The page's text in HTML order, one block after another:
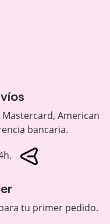
Mastercard, American
bancaria.
tu primer pedido.